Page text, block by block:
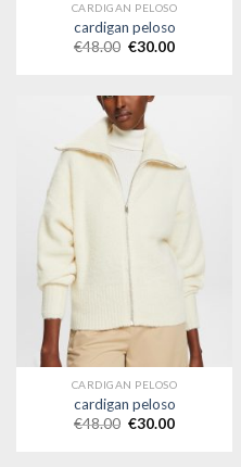
CARDIGAN PELOSO
cardigan peloso
€48.00 €30.00
CARDIGAN PELOSO
cardigan peloso
€48.00 €30.00